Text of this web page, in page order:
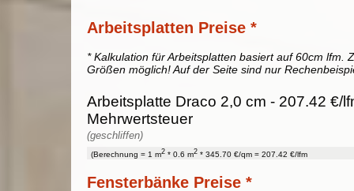
Arbeitsplatten Preise *
* Kalkulation für Arbeitsplatten basiert auf 60cm lfm.
Größen möglich! Auf der Seite sind nur
Arbeitsplatte Draco 2,0 cm - 207.42 €/
Mehrwertsteuer
(geschliffen)
(Berechnung = 1 m2 * 0.6 m2 * 345.70 €/qm = 207.42 €/lfm
Fensterbänke Preise *